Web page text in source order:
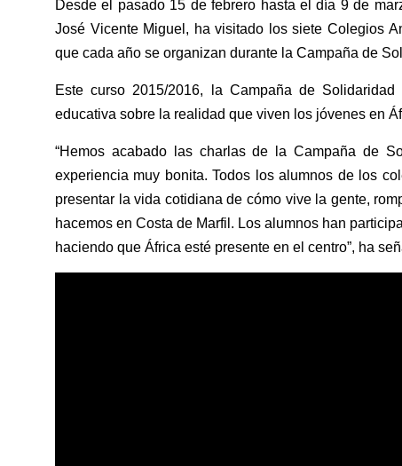
Desde el pasado 15 de febrero hasta el día 9 de
José Vicente Miguel, ha visitado los siete Colegios
que cada año se organizan durante la Campaña de
Este curso 2015/2016, la Campaña de
educativa sobre la realidad que viven los jóvenes en
“Hemos acabado las charlas de la Campaña de
experiencia muy bonita. Todos los alumnos de los
presentar la vida cotidiana de cómo vive la gente,
hacemos en Costa de Marfil. Los alumnos han
haciendo que África esté presente en el centro”, ha